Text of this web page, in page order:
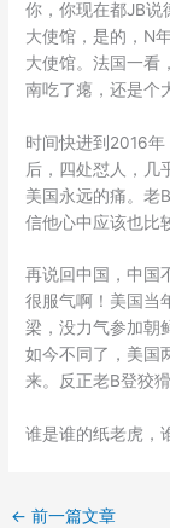
你，你现在都JB说
大使馆，是的，N
大使馆。法国一看
南吃了瘪，还是个
时间快进到2016年
后，四处怼人，几
美国永远的痛。老
信他心中应该也比
再说回中国，中国
很服气啊！美国当
梁，没力气参加朝
如今不同了，美国
来。反正老B登狡
谁是谁的纸老虎，
← 前一篇文章